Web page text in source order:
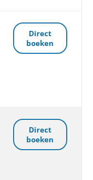
Direct
boeken
Direct
boeken